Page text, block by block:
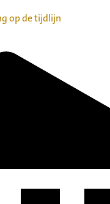
op de tijdlijn